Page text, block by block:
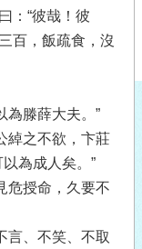
：“彼哉！彼
百，飯疏食，沒
為滕薛大夫。”
綽之不欲，卞莊
為成人矣。”
危授命，久要不
言、不笑、不取